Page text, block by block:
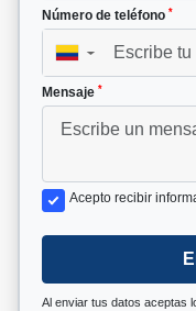
Número de teléfono *
▼
Mensaje *
Acepto recibir
Al enviar tus datos aceptas